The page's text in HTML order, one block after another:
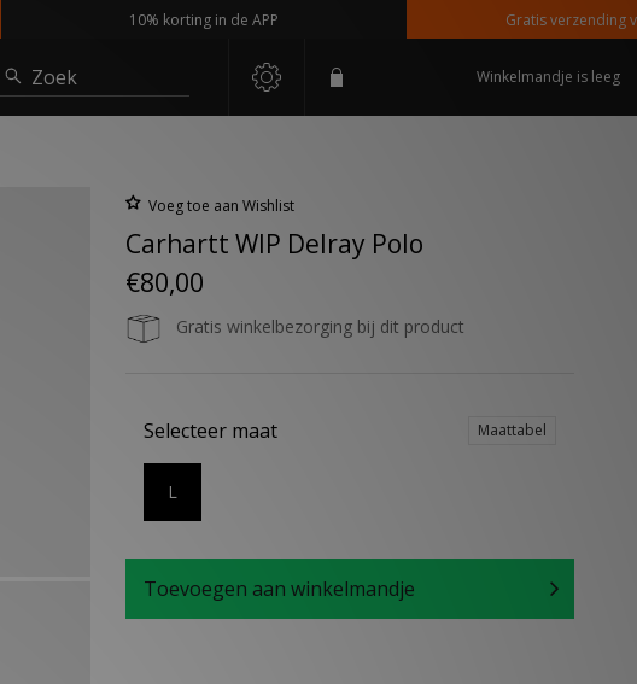
10% korting in de APP Gratis verzending vanaf
Zoek Winkelmandje is leeg
Voeg toe aan Wishlist
Carhartt WIP Delray Polo
€80,00
Gratis winkelbezorging bij dit product
Selecteer maat Maattabel
L
Toevoegen aan winkelmandje